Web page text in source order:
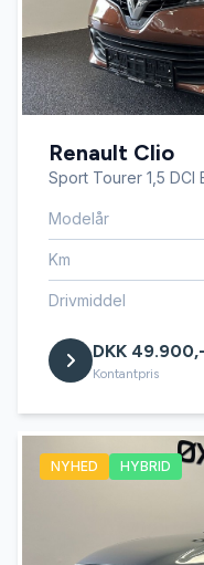
Renault Clio
Sport Tourer 1,5 DCI
Modelår
Km
Drivmiddel
DKK 49.900,-
Kontantpris
NYHED HYBRID